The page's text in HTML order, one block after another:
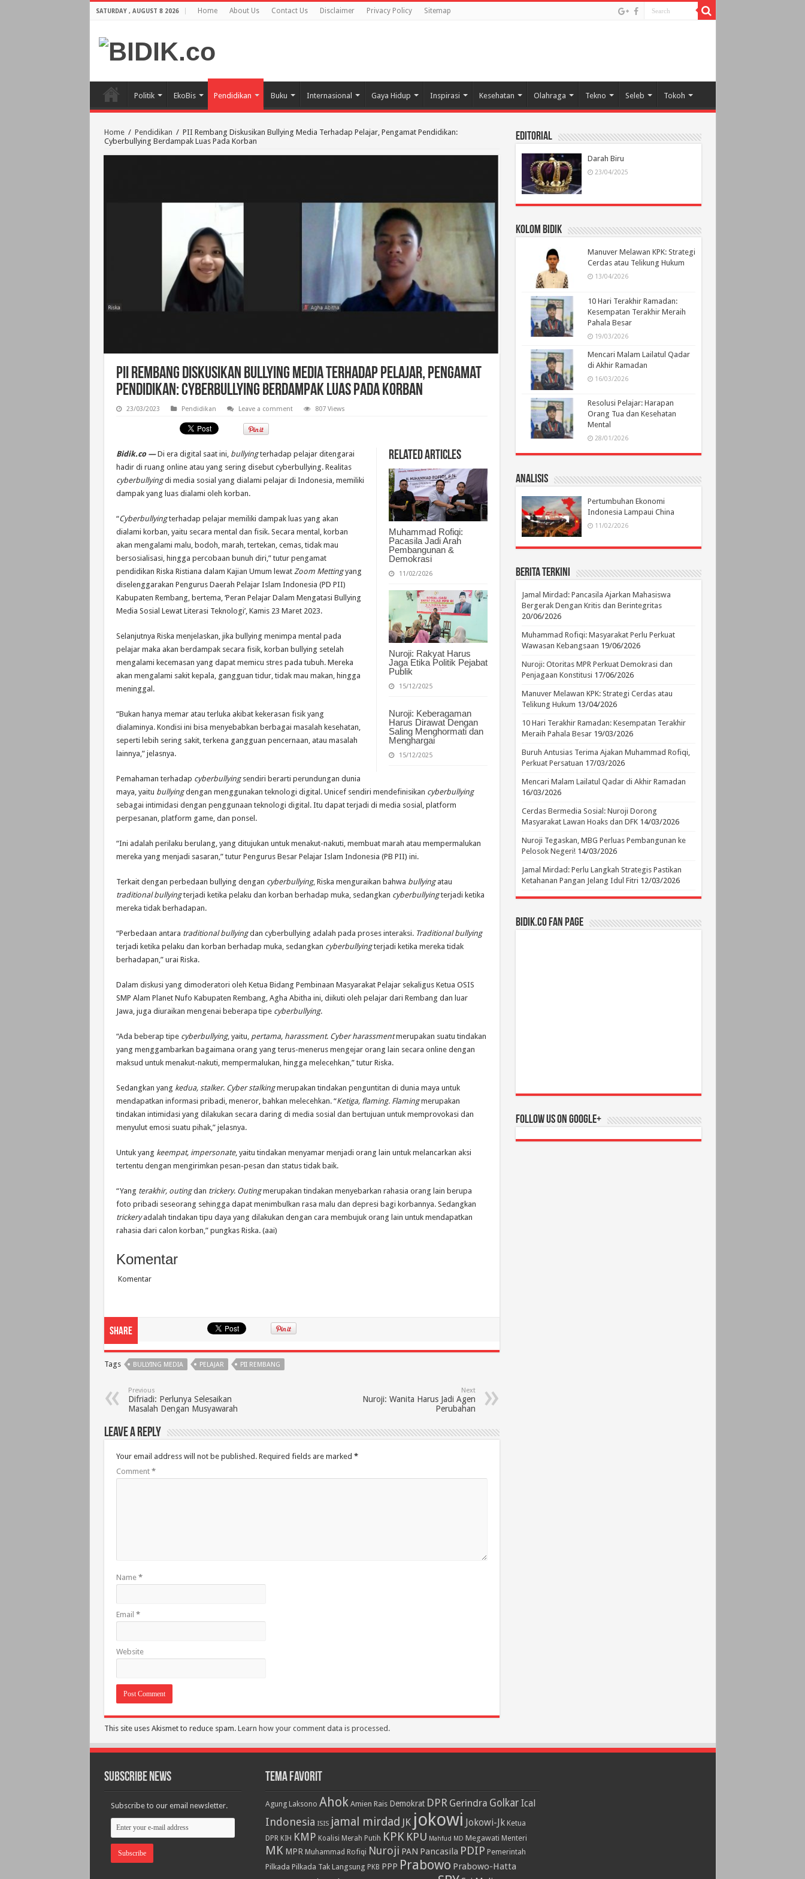
SATURDAY , AUGUST 8 2026 Home About Us Contact Us Disclaimer Privacy Policy Sitemap
Politik EkoBis Pendidikan Buku Internasional Gaya Hidup Inspirasi Kesehatan Olahraga Tekno Seleb Tokoh
Home / Pendidikan / PII Rembang Diskusikan Bullying Media Terhadap Pelajar, Pengamat Pendidikan:
Cyberbullying Berdampak Luas Pada Korban
PII Rembang Diskusikan Bullying Media Terhadap Pelajar, Pengamat
Pendidikan: Cyberbullying Berdampak Luas Pada Korban
23/03/2023 Pendidikan Leave a comment 807 Views
Related Articles
Muhammad Rofiqi:
Pacasila Jadi Arah
Pembangunan &
Demokrasi
11/02/2026
Nuroji: Rakyat Harus
Jaga Etika Politik Pejabat
Publik
15/12/2025
Nuroji: Keberagaman
Harus Dirawat Dengan
Saling Menghormati dan
Menghargai
15/12/2025
Bidik.co —Di era digital saat ini, bullyingterhadap pelajar ditengarai
hadir di ruang online atau yang sering disebut cyberbullying. Realitas
cyberbullyingdi media sosial yang dialami pelajar di Indonesia, memiliki
dampak yang luas dialami oleh korban.
“Cyberbullyingterhadap pelajar memiliki dampak luas yang akan
dialami korban, yaitu secara mental dan fisik. Secara mental, korban
akan mengalami malu, bodoh, marah, tertekan, cemas, tidak mau
bersosialisasi, hingga percobaan bunuh diri,” tutur pengamat
pendidikan Riska Ristiana dalam Kajian Umum lewat Zoom Mettingyang
diselenggarakan Pengurus Daerah Pelajar Islam Indonesia (PD PII)
Kabupaten Rembang, bertema, ‘Peran Pelajar Dalam Mengatasi Bullying
Media Sosial Lewat Literasi Teknologi’, Kamis 23 Maret 2023.
Selanjutnya Riska menjelaskan, jika bullying menimpa mental pada
pelajar maka akan berdampak secara fisik, korban bullying setelah
mengalami kecemasan yang dapat memicu stres pada tubuh. Mereka
akan mengalami sakit kepala, gangguan tidur, tidak mau makan, hingga
meninggal.
“Bukan hanya memar atau terluka akibat kekerasan fisik yang
dialaminya. Kondisi ini bisa menyebabkan berbagai masalah kesehatan,
seperti lebih sering sakit, terkena gangguan pencernaan, atau masalah
lainnya,” jelasnya.
Pemahaman terhadap cyberbullyingsendiri berarti perundungan dunia
maya, yaitu bullyingdengan menggunakan teknologi digital. Unicef sendiri mendefinisikan cyberbullying
sebagai intimidasi dengan penggunaan teknologi digital. Itu dapat terjadi di media sosial, platform
perpesanan, platform game, dan ponsel.
“Ini adalah perilaku berulang, yang ditujukan untuk menakut-nakuti, membuat marah atau mempermalukan
mereka yang menjadi sasaran,” tutur Pengurus Besar Pelajar Islam Indonesia (PB PII) ini.
Terkait dengan perbedaan bullying dengan cyberbullying, Riska menguraikan bahwa bullyingatau
traditional bullyingterjadi ketika pelaku dan korban berhadap muka, sedangkan cyberbullyingterjadi ketika
mereka tidak berhadapan.
“Perbedaan antara traditional bullyingdan cyberbullying adalah pada proses interaksi. Traditional bullying
terjadi ketika pelaku dan korban berhadap muka, sedangkan cyberbullyingterjadi ketika mereka tidak
berhadapan,” urai Riska.
Dalam diskusi yang dimoderatori oleh Ketua Bidang Pembinaan Masyarakat Pelajar sekaligus Ketua OSIS
SMP Alam Planet Nufo Kabupaten Rembang, Agha Abitha ini, diikuti oleh pelajar dari Rembang dan luar
Jawa, juga diuraikan mengenai beberapa tipe cyberbullying.
“Ada beberap tipe cyberbullying, yaitu, pertama, harassment. Cyber harassmentmerupakan suatu tindakan
yang menggambarkan bagaimana orang yang terus-menerus mengejar orang lain secara online dengan
maksud untuk menakut-nakuti, mempermalukan, hingga melecehkan,” tutur Riska.
Sedangkan yang kedua, stalker. Cyber stalkingmerupakan tindakan penguntitan di dunia maya untuk
mendapatkan informasi pribadi, meneror, bahkan melecehkan. “Ketiga, flaming. Flamingmerupakan
tindakan intimidasi yang dilakukan secara daring di media sosial dan bertujuan untuk memprovokasi dan
menyulut emosi suatu pihak,” jelasnya.
Untuk yang keempat, impersonate, yaitu tindakan menyamar menjadi orang lain untuk melancarkan aksi
tertentu dengan mengirimkan pesan-pesan dan status tidak baik.
“Yang terakhir, outingdan trickery. Outingmerupakan tindakan menyebarkan rahasia orang lain berupa
foto pribadi seseorang sehingga dapat menimbulkan rasa malu dan depresi bagi korbannya. Sedangkan
trickeryadalah tindakan tipu daya yang dilakukan dengan cara membujuk orang lain untuk mendapatkan
rahasia dari calon korban,” pungkas Riska. (aai)
Komentar
Komentar
Share
Tags BULLYING MEDIA PELAJAR PII REMBANG
Previous
Difriadi: Perlunya Selesaikan
Masalah Dengan Musyawarah
Next
Nuroji: Wanita Harus Jadi Agen
Perubahan
Leave a Reply
Your email address will not be published. Required fields are marked *
Comment *
Name *
Email *
Website
This site uses Akismet to reduce spam. Learn how your comment data is processed.
Editorial
Darah Biru
23/04/2025
Kolom Bidik
Manuver Melawan KPK: Strategi
Cerdas atau Telikung Hukum
13/04/2026
10 Hari Terakhir Ramadan:
Kesempatan Terakhir Meraih
Pahala Besar
19/03/2026
Mencari Malam Lailatul Qadar
di Akhir Ramadan
16/03/2026
Resolusi Pelajar: Harapan
Orang Tua dan Kesehatan
Mental
28/01/2026
Analisis
Pertumbuhan Ekonomi
Indonesia Lampaui China
11/02/2026
Berita Terkini
Jamal Mirdad: Pancasila Ajarkan Mahasiswa
Bergerak Dengan Kritis dan Berintegritas
20/06/2026
Muhammad Rofiqi: Masyarakat Perlu Perkuat
Wawasan Kebangsaan 19/06/2026
Nuroji: Otoritas MPR Perkuat Demokrasi dan
Penjagaan Konstitusi 17/06/2026
Manuver Melawan KPK: Strategi Cerdas atau
Telikung Hukum 13/04/2026
10 Hari Terakhir Ramadan: Kesempatan Terakhir
Meraih Pahala Besar 19/03/2026
Buruh Antusias Terima Ajakan Muhammad Rofiqi,
Perkuat Persatuan 17/03/2026
Mencari Malam Lailatul Qadar di Akhir Ramadan
16/03/2026
Cerdas Bermedia Sosial: Nuroji Dorong
Masyarakat Lawan Hoaks dan DFK 14/03/2026
Nuroji Tegaskan, MBG Perluas Pembangunan ke
Pelosok Negeri! 14/03/2026
Jamal Mirdad: Perlu Langkah Strategis Pastikan
Ketahanan Pangan Jelang Idul Fitri 12/03/2026
BIDIK.CO Fan Page
Follow us on Google+
Subscribe News
Subscribe to our email newsletter.
Tema Favorit
Agung Laksono Ahok Amien Rais Demokrat DPR Gerindra Golkar Ical
Indonesia ISIS jamal mirdad JK jokowi Jokowi-Jk Ketua
DPR KIH KMP Koalisi Merah Putih KPK KPU Mahfud MD Megawati Menteri
MK MPR Muhammad Rofiqi Nuroji PAN Pancasila PDIP Pemerintah
Pilkada Pilkada Tak Langsung PKB PPP Prabowo Prabowo-Hatta